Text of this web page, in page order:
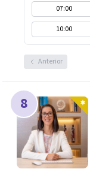
07:00
10:00
Anterior
8